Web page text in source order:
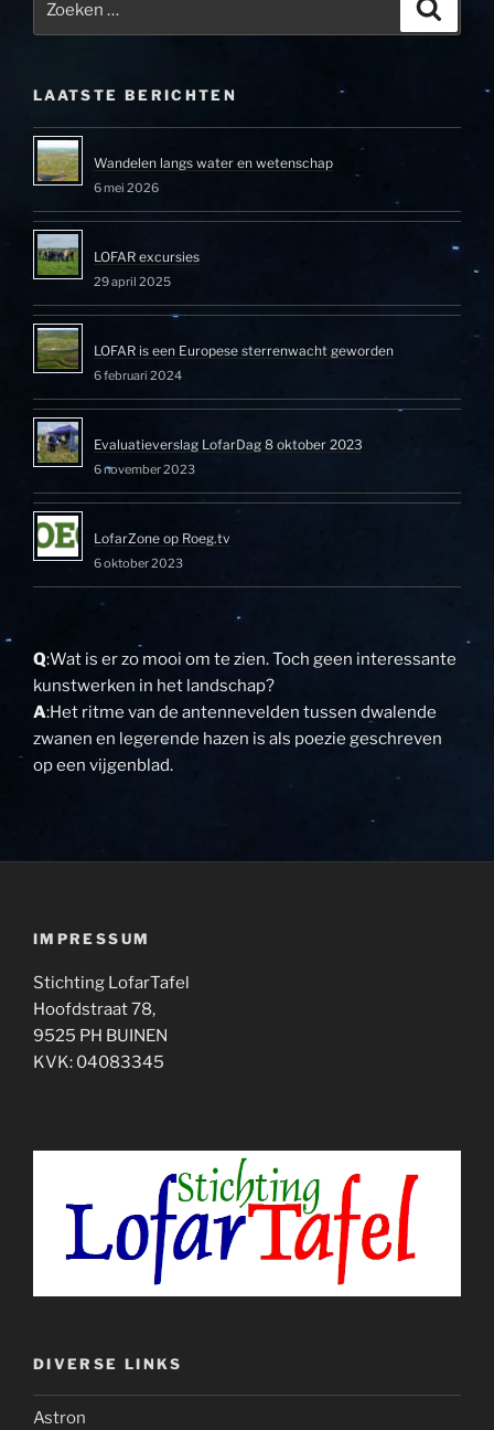
naar:
LAATSTE BERICHTEN
Wandelen langs water en wetenschap
6 mei 2026
LOFAR excursies
29 april 2025
LOFAR is een Europese sterrenwacht geworden
6 februari 2024
Evaluatieverslag LofarDag 8 oktober 2023
6 november 2023
LofarZone op Roeg.tv
6 oktober 2023
Q:Wat is er zo mooi om te zien. Toch geen interessante
kunstwerken in het landschap?
A:Het ritme van de antennevelden tussen dwalende
zwanen en legerende hazen is als poezie geschreven
op een vijgenblad.
IMPRESSUM
Stichting LofarTafel
Hoofdstraat 78,
9525 PH BUINEN
KVK: 04083345
DIVERSE LINKS
Astron